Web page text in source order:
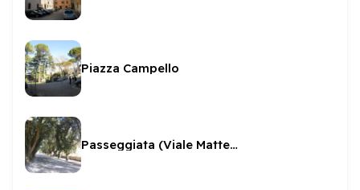
Piazza Campello
Passeggiata (Viale Matteotti)